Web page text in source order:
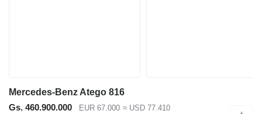
Mercedes-Benz Atego 816
Gs. 460.900.000
EUR 67.000 ≈ USD 77.410